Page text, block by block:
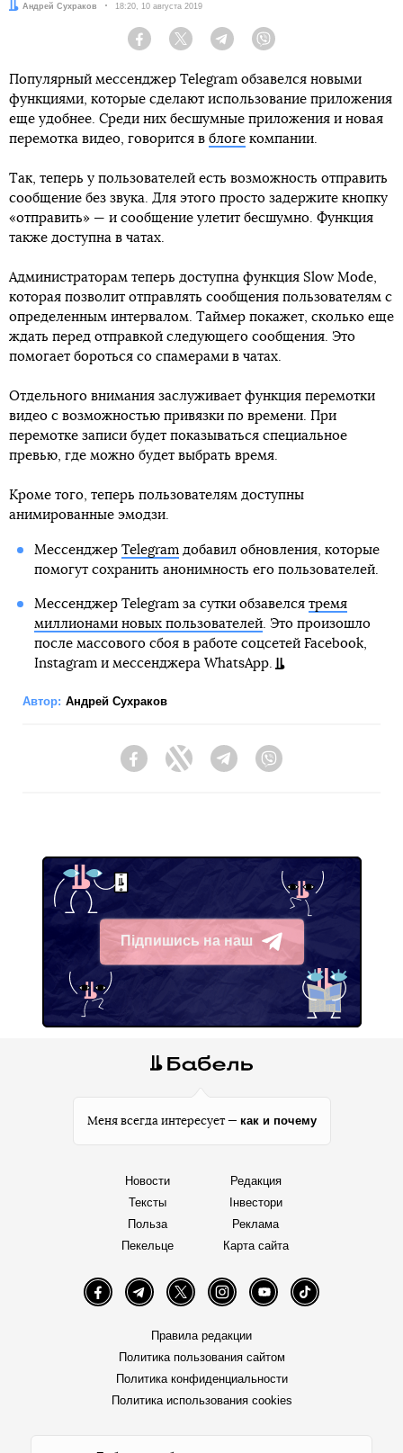
Автор:
Андрей Сухраков Дата:
18:20, 10 августа 2019
Facebook Twitter Telegram
Популярный мессенджер Telegram обзавелся новыми
функциями, которые сделают использование приложения
еще удобнее. Среди них бесшумные приложения и новая
перемотка видео, говорится в блоге компании.
Так, теперь у пользователей есть возможность отправить
сообщение без звука. Для этого просто задержите кнопку
«отправить» — и сообщение улетит бесшумно. Функция
также доступна в чатах.
Администраторам теперь доступна функция Slow Mode,
которая позволит отправлять сообщения пользователям с
определенным интервалом. Таймер покажет, сколько еще
ждать перед отправкой следующего сообщения. Это
помогает бороться со спамерами в чатах.
Отдельного внимания заслуживает функция перемотки
видео с возможностью привязки по времени. При
перемотке записи будет показываться специальное
превью, где можно будет выбрать время.
Кроме того, теперь пользователям доступны
анимированные эмодзи.
Мессенджер Telegram добавил обновления, которые
помогут сохранить анонимность его пользователей.
Мессенджер Telegram за сутки обзавелся тремя
миллионами новых пользователей. Это произошло
после массового сбоя в работе соцсетей Facebook,
Instagram и мессенджера WhatsApp.
Автор: Андрей Сухраков
FacebookTwitter Telegram
Підпишись на наш
Telegram
Меня всегда интересует — как и почему
Новости
Тексты
Польза
Пекельце
Редакция
Інвестори
Реклама
Карта сайта
FacebookTelegramTwitter InstagramYouTube TikTok
Правила редакции
Политика пользования сайтом
Политика конфиденциальности
Политика использования cookies